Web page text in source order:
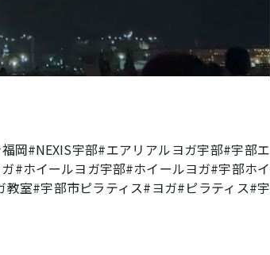
岡#NEXIS宇部#エアリアルヨガ宇部#宇部エ
#ホイールヨガ宇部#ホイールヨガ#宇部ホイ
室#宇部市ピラティス#ヨガ#ピラティス#宇